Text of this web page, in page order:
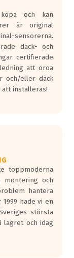
och kan
är original
sensorerna.
däck- och
certifierade
att oroa
och/eller däck
installeras!
toppmoderna
montering och
hantera
hade vi en
största
lagret och idag